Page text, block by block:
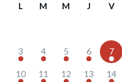
L M M J V
3 4 5 6 7
10 11 12 13 14